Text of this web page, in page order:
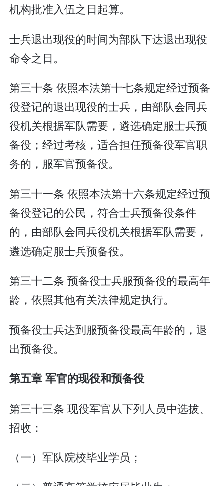
机构批准入伍之日起算。
士兵退出现役的时间为部队下达退出现役
命令之日。
第三十条 依照本法第十七条规定经过预备
役登记的退出现役的士兵，由部队会同兵
役机关根据军队需要，遴选确定服士兵预
备役；经过考核，适合担任预备役军官职
务的，服军官预备役。
第三十一条 依照本法第十六条规定经过预
备役登记的公民，符合士兵预备役条件
的，由部队会同兵役机关根据军队需要，
遴选确定服士兵预备役。
第三十二条 预备役士兵服预备役的最高年
龄，依照其他有关法律规定执行。
预备役士兵达到服预备役最高年龄的，退
出预备役。
第五章 军官的现役和预备役
第三十三条 现役军官从下列人员中选拔、
招收：
（一）军队院校毕业学员；